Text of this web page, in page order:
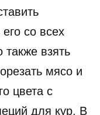
со всех
взять
мясо и
цвета с
для кур. В